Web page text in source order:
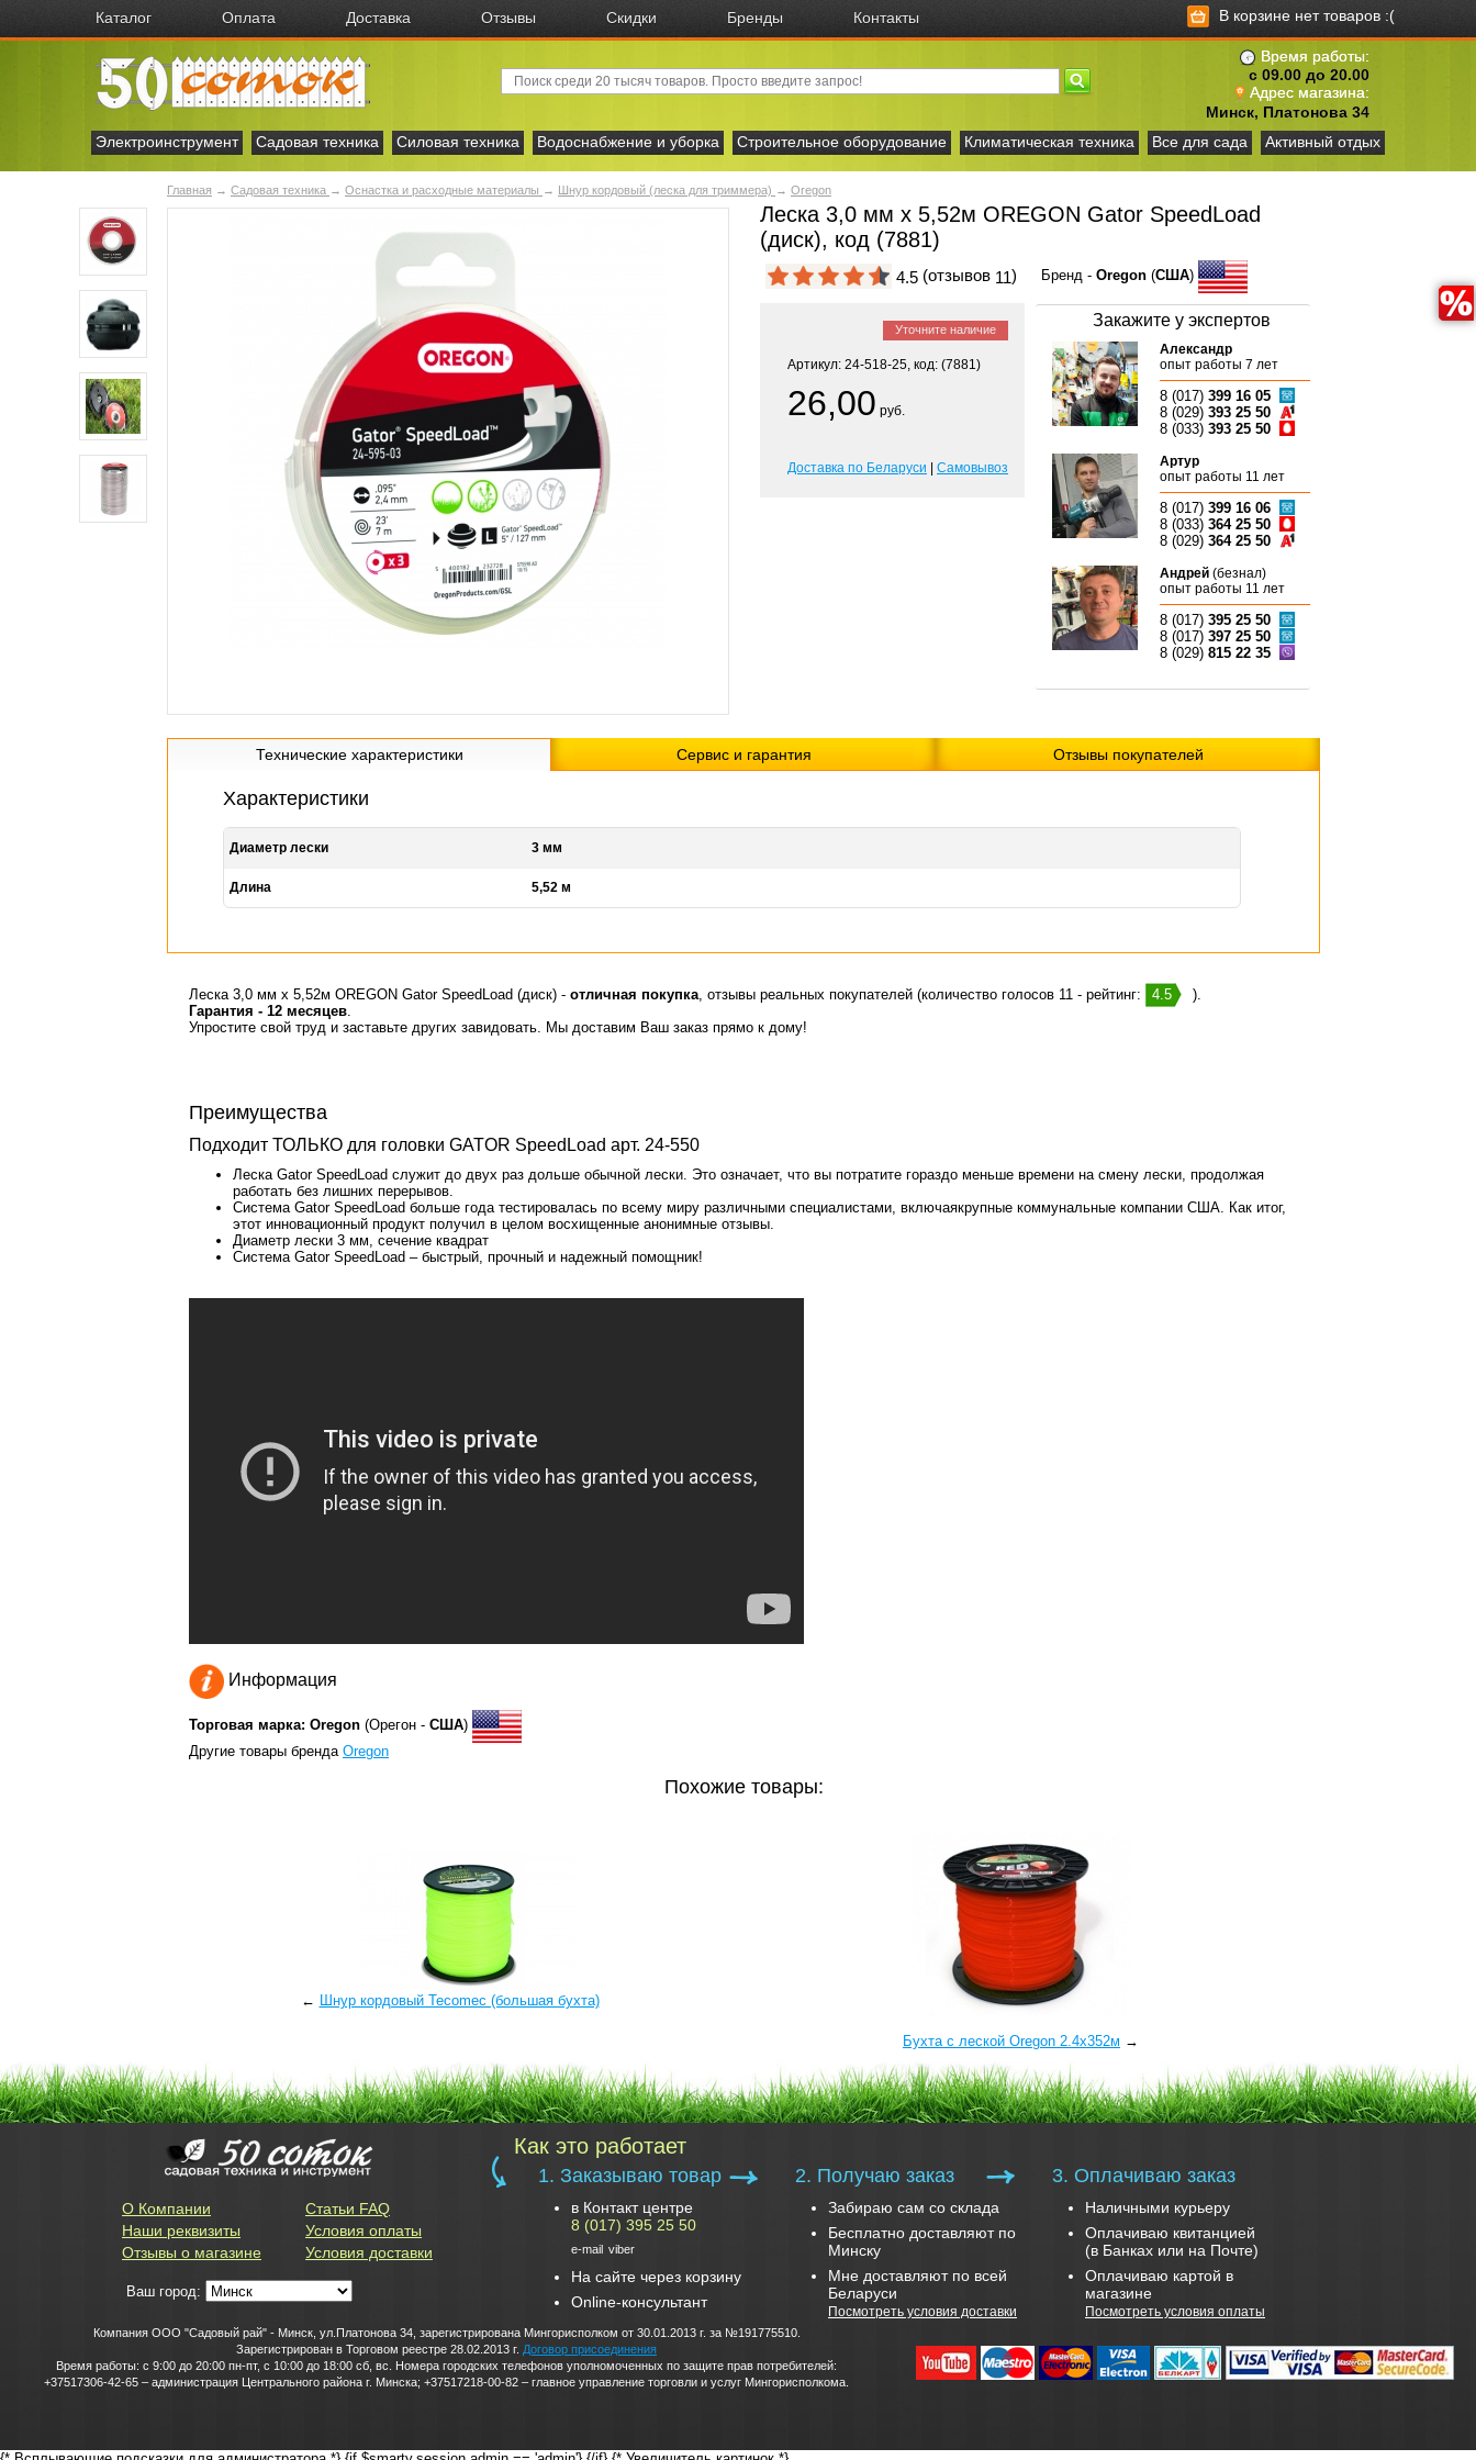
Каталог Оплата Доставка Отзывы Скидки Бренды Контакты В корзине нет товаров :(
Время работы:
с 09.00 до 20.00
Адрес магазина:
Минск, Платонова 34
Электроинструмент
Садовая техника Силовая техника Водоснабжение и уборка Строительное оборудование Климатическая техника Все для сада Активный отдых
Главная → Садовая техника → Оснастка и расходные материалы → Шнур кордовый (леска для триммера) → Oregon
Леска 3,0 мм х 5,52м OREGON Gator SpeedLoad
(диск), код (7881)
4.5 (отзывов 11)
Уточните наличие
Артикул: 24-518-25, код: (7881)
26,00 руб.
Доставка по Беларуси Самовывоз
Бренд - Oregon (США)
Закажите у экспертов
Александр
опыт работы 7 лет
8 (017) 399 16 05
8 (029) 393 25 50
8 (033) 393 25 50
Артур
опыт работы 11 лет
8 (017) 399 16 06
8 (033) 364 25 50
8 (029) 364 25 50
Андрей (безнал)
опыт работы 11 лет
8 (017) 395 25 50
8 (017) 397 25 50
8 (029) 815 22 35
Технические характеристики Сервис и гарантия Отзывы покупателей
Характеристики
Диаметр лески 3 мм
Длина 5,52 м
Леска 3,0 мм х 5,52м OREGON Gator SpeedLoad (диск) - отличная покупка, отзывы реальных покупателей (количество голосов 11 - рейтинг: 4.5
).
Гарантия - 12 месяцев.
Упростите свой труд и заставьте других завидовать. Мы доставим Ваш заказ прямо к дому!
Преимущества
Подходит ТОЛЬКО для головки GATOR SpeedLoad арт. 24-550
Леска Gator SpeedLoad служит до двух раз дольше обычной лески. Это означает, что вы потратите гораздо меньше времени на смену лески, продолжая
работать без лишних перерывов.
Система Gator SpeedLoad больше года тестировалась по всему миру различными специалистами, включаякрупные коммунальные компании США. Как итог,
этот инновационный продукт получил в целом восхищенные анонимные отзывы.
Диаметр лески 3 мм, сечение квадрат
Система Gator SpeedLoad – быстрый, прочный и надежный помощник!
Информация
Торговая марка: Oregon (Орегон - США)
Другие товары бренда Oregon
Похожие товары:
← Шнур кордовый Tecomec (большая бухта)
Бухта с леской Oregon 2.4x352м →
О Компании
Наши реквизиты
Отзывы о магазине
Статьи FAQ
Условия оплаты
Условия доставки
Ваш город:
Как это работает
1. Заказываю товар
в Контакт центре
8 (017) 395 25 50
e-mail viber
На сайте через корзину
Online-консультант
2. Получаю заказ
Забираю сам со склада
Бесплатно доставляют по
Минску
Мне доставляют по всей
Беларуси
Посмотреть условия доставки
3. Оплачиваю заказ
Наличными курьеру
Оплачиваю квитанцией
(в Банках или на Почте)
Оплачиваю картой в
магазине
Посмотреть условия оплаты
Компания ООО "Садовый рай" - Минск, ул.Платонова 34, зарегистрирована Мингорисполком от 30.01.2013 г. за №191775510.
Зарегистрирован в Торговом реестре 28.02.2013 г. Договор присоединения
Время работы: с 9:00 до 20:00 пн-пт, с 10:00 до 18:00 сб, вс. Номера городских телефонов уполномоченных по защите прав потребителей:
+37517306-42-65 – администрация Центрального района г. Минска; +37517218-00-82 – главное управление торговли и услуг Мингорисполкома.